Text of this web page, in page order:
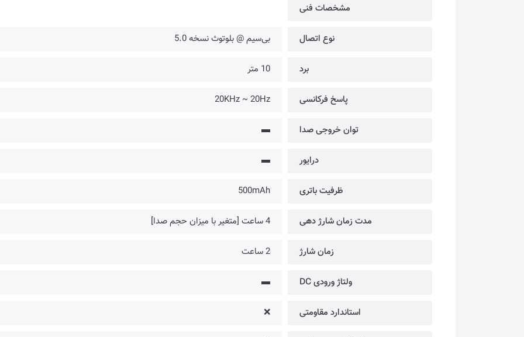
مشخصات فنی
نوع اتصال بی‌سیم @ بلوتوث نسخه 5.0
برد 10 متر
پاسخ فرکانسی 20KHz ~ 20Hz
توان خروجی صدا ▬
درایور ▬
ظرفیت باتری 500mAh
مدت زمان شارژ دهی 4 ساعت [متغیر با میزان حجم صدا]
زمان شارژ 2 ساعت
ولتاژ ورودی DC ▬
استاندارد مقاومتی ❌